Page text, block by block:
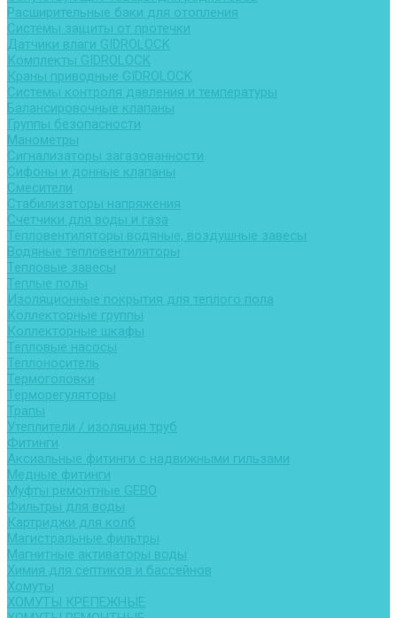
Расширительные баки для отопления
Системы защиты от протечки
Датчики влаги GIDROLOCK
Комплекты GIDROLOCK
Краны приводные GIDROLOCK
Системы контроля давления и температуры
Балансировочные клапаны
Группы безопасности
Манометры
Сигнализаторы загазованности
Сифоны и донные клапаны
Смесители
Стабилизаторы напряжения
Счетчики для воды и газа
Тепловентиляторы водяные, воздушные завесы
Водяные тепловентиляторы
Тепловые завесы
Теплые полы
Изоляционные покрытия для теплого пола
Коллекторные группы
Коллекторные шкафы
Тепловые насосы
Теплоноситель
Термоголовки
Терморегуляторы
Трапы
Утеплители / изоляция труб
Фитинги
Аксиальные фитинги с надвижными гильзами
Медные фитинги
Муфты ремонтные GEBO
Фильтры для воды
Картриджи для колб
Магистральные фильтры
Магнитные активаторы воды
Химия для септиков и бассейнов
Хомуты
ХОМУТЫ КРЕПЕЖНЫЕ